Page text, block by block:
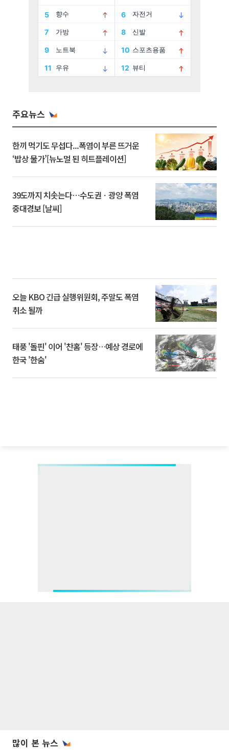
주요뉴스
한끼 먹기도 무섭다...폭염이 부른 뜨거운
‘밥상 물가’[뉴노멀 된 히트플레이션]
39도까지 치솟는다⋯수도권ㆍ광양 폭염
중대경보 [날씨]
오늘 KBO 긴급 실행위원회, 주말도 폭염
취소 될까
태풍 '돌핀' 이어 '찬홈' 등장…예상 경로에
한국 '한숨'
많이 본 뉴스